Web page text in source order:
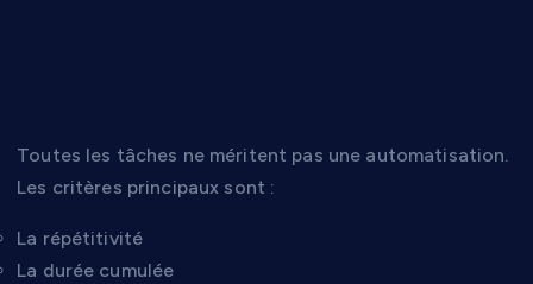
Toutes les tâches ne méritent pas une automatisation.
Les critères principaux sont :
La répétitivité
La durée cumulée